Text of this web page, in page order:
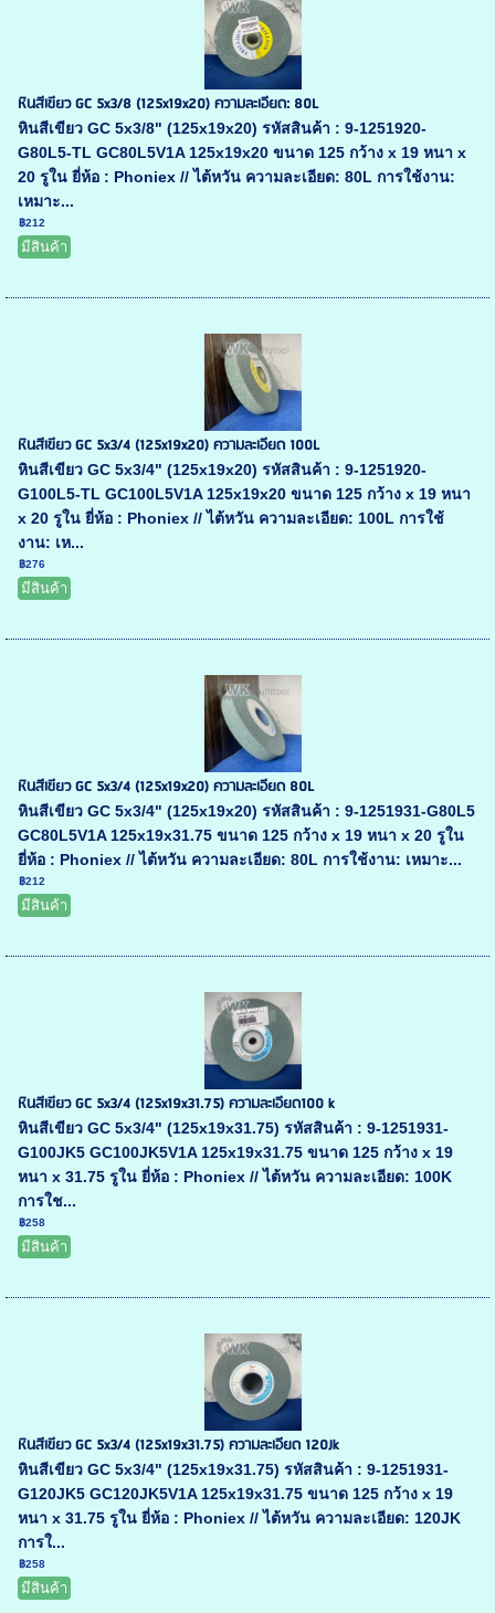
หินสีเขียว GC 5x3/8 (125x19x20) ความละเอียด: 80L
หินสีเขียว GC 5x3/8" (125x19x20) รหัสสินค้า : 9-1251920-
G80L5-TL GC80L5V1A 125x19x20 ขนาด 125 กว้าง x 19 หนา x
20 รูใน ยี่ห้อ : Phoniex // ไต้หวัน ความละเอียด: 80L การใช้งาน:
เหมาะ...
฿212
มีสินค้า
หินสีเขียว GC 5x3/4 (125x19x20) ความละเอียด 100L
หินสีเขียว GC 5x3/4" (125x19x20) รหัสสินค้า : 9-1251920-
G100L5-TL GC100L5V1A 125x19x20 ขนาด 125 กว้าง x 19 หนา
x 20 รูใน ยี่ห้อ : Phoniex // ไต้หวัน ความละเอียด: 100L การใช้
งาน: เห...
฿276
มีสินค้า
หินสีเขียว GC 5x3/4 (125x19x20) ความละเอียด 80L
หินสีเขียว GC 5x3/4" (125x19x20) รหัสสินค้า : 9-1251931-G80L5
GC80L5V1A 125x19x31.75 ขนาด 125 กว้าง x 19 หนา x 20 รูใน
ยี่ห้อ : Phoniex // ไต้หวัน ความละเอียด: 80L การใช้งาน: เหมาะ...
฿212
มีสินค้า
หินสีเขียว GC 5x3/4 (125x19x31.75) ความละเอียด100 k
หินสีเขียว GC 5x3/4" (125x19x31.75) รหัสสินค้า : 9-1251931-
G100JK5 GC100JK5V1A 125x19x31.75 ขนาด 125 กว้าง x 19
หนา x 31.75 รูใน ยี่ห้อ : Phoniex // ไต้หวัน ความละเอียด: 100K
การใช...
฿258
มีสินค้า
หินสีเขียว GC 5x3/4 (125x19x31.75) ความละเอียด 120Jk
หินสีเขียว GC 5x3/4" (125x19x31.75) รหัสสินค้า : 9-1251931-
G120JK5 GC120JK5V1A 125x19x31.75 ขนาด 125 กว้าง x 19
หนา x 31.75 รูใน ยี่ห้อ : Phoniex // ไต้หวัน ความละเอียด: 120JK
การใ...
฿258
มีสินค้า